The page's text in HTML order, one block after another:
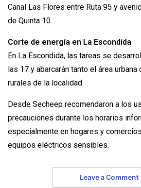
Canal Las Flores entre Ruta 95 y
de Quinta 10.
Corte de energía en La Escondida
En La Escondida, las tareas se
las 17 y abarcarán tanto el área
rurales de la localidad.
Desde Secheep recomendaron a los
precauciones durante los horarios
especialmente en hogares y
equipos eléctricos sensibles.
Leave a Comment